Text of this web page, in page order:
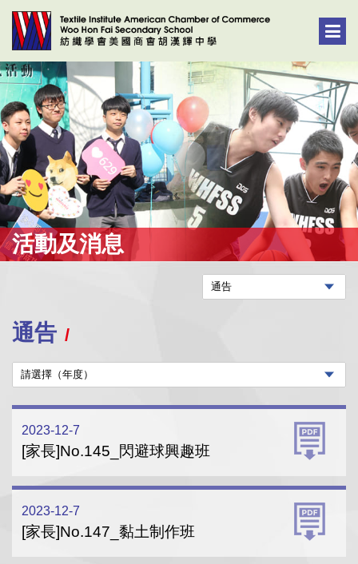
活動及消息
通告
2023-12-7
[家長]No.145_閃避球興趣班
2023-12-7
[家長]No.147_黏土制作班